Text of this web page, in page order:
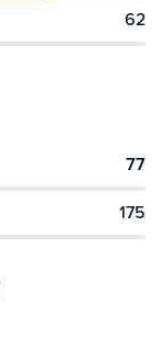
62
77
175